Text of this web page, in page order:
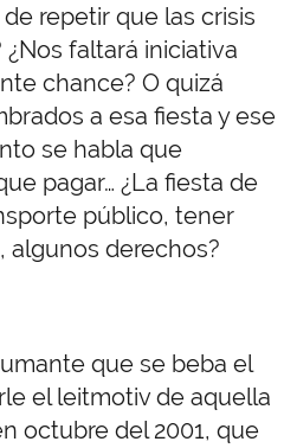
repetir que las crisis
faltará iniciativa
chance? O quizá
a esa fiesta y ese
se habla que
pagar… ¿La fiesta de
público, tener
algunos derechos?
que se beba el
el leitmotiv de aquella
octubre del 2001, que